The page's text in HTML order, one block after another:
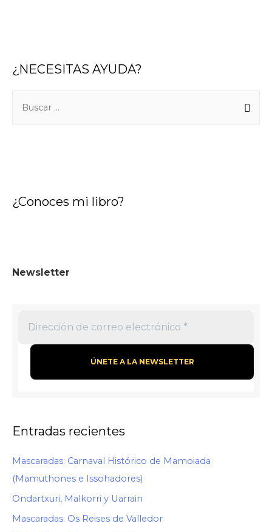
¿NECESITAS AYUDA?
:¿Conoces mi libro?
Newsletter
Entradas recientes
Mascaradas: Carnaval Histórico de Mamoiada
(Mamuthones e Issohadores)
Ondartxuri, Malkorri y Uarrain
Mascaradas: Os Reises de Valledor